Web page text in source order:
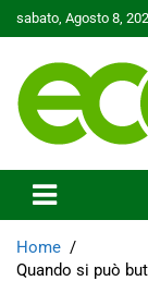
to
sabato, Agosto 8,
Ecoo.it
Home
Quando si può